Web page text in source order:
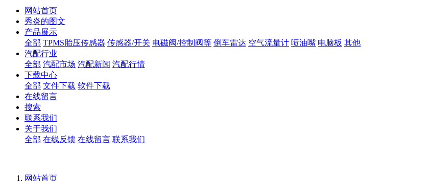
网站首页
秀炎的图文
产品展示
全部 TPMS胎压传感器 传感器/开关 电磁阀/控制阀等 倒车雷达 空气流量计 喷油嘴 电脑板 其他
汽配行业
全部 汽配市场 汽配新闻 汽配行情
下载中心
全部 文件下载 软件下载
在线留言
搜索
联系我们
关于我们
全部 在线反馈 在线留言 联系我们
网站首页